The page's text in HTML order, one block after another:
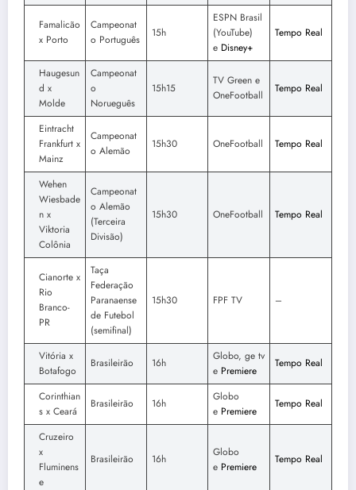
Famalicão
x Porto
Campeonat
o Português
15h
ESPN Brasil
(YouTube)
e Disney+
Tempo Real
Haugesun
d x
Molde
Campeonat
o
Norueguês
15h15
TV Green e
OneFootball
Tempo Real
Eintracht
Frankfurt x
Mainz
Campeonat
o Alemão
15h30 OneFootball Tempo Real
Wehen
Wiesbade
n x
Viktoria
Colônia
Campeonat
o Alemão
(Terceira
Divisão)
15h30 OneFootball Tempo Real
Cianorte x
Rio
Branco-
PR
Taça
Federação
Paranaense
de Futebol
(semifinal)
15h30 FPF TV –
Vitória x
Botafogo
Brasileirão 16h
Globo, ge tv
e Premiere
Tempo Real
Corinthian
s x Ceará
Brasileirão 16h
Globo
e Premiere
Tempo Real
Cruzeiro
x
Fluminens
e
Brasileirão 16h
Globo
e Premiere
Tempo Real